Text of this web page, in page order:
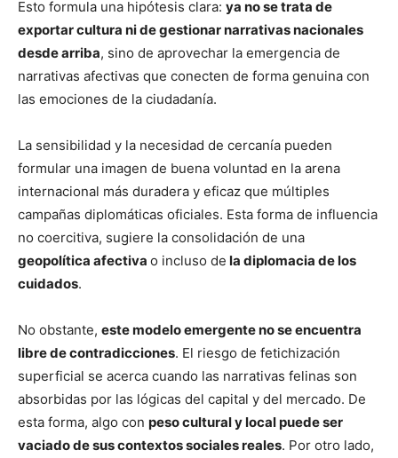
Esto formula una hipótesis clara: ya no se trata de
exportar cultura ni de gestionar narrativas nacionales
desde arriba, sino de aprovechar la emergencia de
narrativas afectivas que conecten de forma genuina con
las emociones de la ciudadanía.
La sensibilidad y la necesidad de cercanía pueden
formular una imagen de buena voluntad en la arena
internacional más duradera y eficaz que múltiples
campañas diplomáticas oficiales. Esta forma de influencia
no coercitiva, sugiere la consolidación de una
geopolítica afectiva o incluso de la diplomacia de los
cuidados.
No obstante, este modelo emergente no se encuentra
libre de contradicciones. El riesgo de fetichización
superficial se acerca cuando las narrativas felinas son
absorbidas por las lógicas del capital y del mercado. De
esta forma, algo con peso cultural y local puede ser
vaciado de sus contextos sociales reales. Por otro lado,